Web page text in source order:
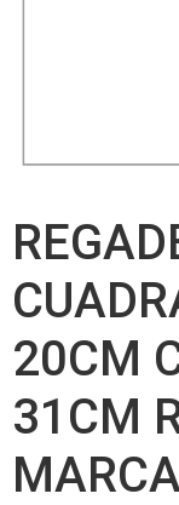
20CM
31CM